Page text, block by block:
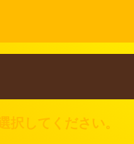
択してください。